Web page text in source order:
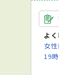
よ
女
19